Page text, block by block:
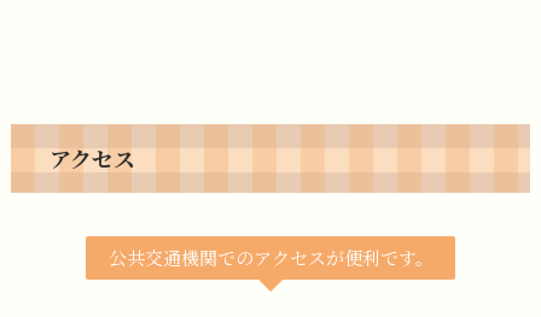
アクセス
公共交通機関でのアクセスが便利です。